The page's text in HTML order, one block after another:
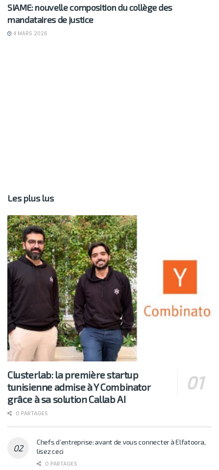
SIAME: nouvelle composition du collège des
mandataires de justice
4 MARS 2026
Les plus lus
Clusterlab: la première startup
tunisienne admise à Y Combinator
grâce à sa solution Callab AI
0 PARTAGES
Chefs d’entreprise: avant de vous connecter à Elfatoora,
lisez ceci
0 PARTAGES